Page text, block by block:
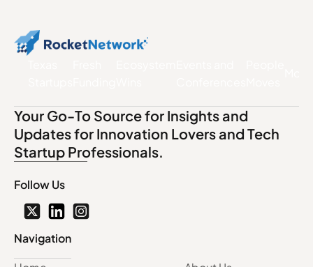
Your Go-To Source for Insights and
Updates for Innovation Lovers and Tech
Startup Professionals.
Follow Us
Navigation